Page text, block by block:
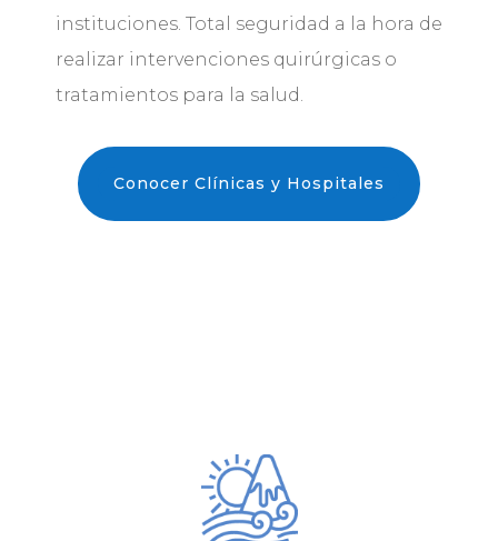
instituciones. Total seguridad a la hora de
realizar intervenciones quirúrgicas o
tratamientos para la salud.
Conocer Clínicas y Hospitales